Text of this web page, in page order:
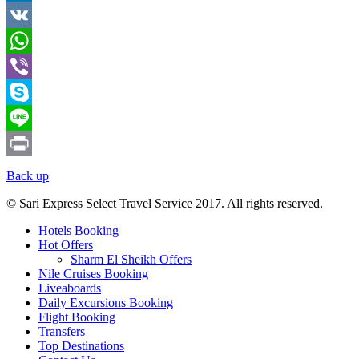
LinkedIn
VK
WhatsApp
Viber
Skype
Line
Print
Back up
© Sari Express Select Travel Service 2017. All rights reserved.
Hotels Booking
Hot Offers
Sharm El Sheikh Offers
Nile Cruises Booking
Liveaboards
Daily Excursions Booking
Flight Booking
Transfers
Top Destinations